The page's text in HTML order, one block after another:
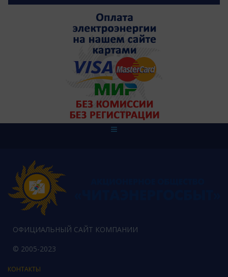
ОФИЦИАЛЬНЫЙ САЙТ КОМПАНИИ
© 2005-2023
КОНТАКТЫ